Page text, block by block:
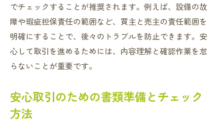
でチェックすることが推奨されます。例えば、設備の故
障や瑕疵担保責任の範囲など、買主と売主の責任範囲を
明確にすることで、後々のトラブルを防止できます。安
心して取引を進めるためには、内容理解と確認作業を怠
らないことが重要です。
安心取引のための書類準備とチェック
方法